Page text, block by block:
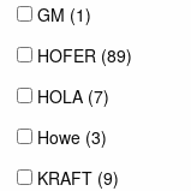
GM (1)
HOFER (89)
HOLA (7)
Howe (3)
KRAFT (9)